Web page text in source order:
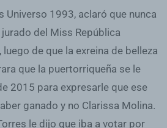
Universo 1993, aclaró que nunca
del Miss República
de que la exreina de belleza
que la puertorriqueña se le
2015 para expresarle que ese
ganado y no Clarissa Molina.
le dijo que iba a votar por